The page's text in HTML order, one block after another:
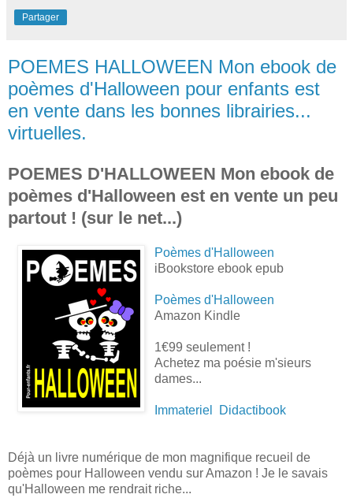
Partager
POEMES HALLOWEEN Mon ebook de
poèmes d'Halloween pour enfants est
en vente dans les bonnes librairies...
virtuelles.
POEMES D'HALLOWEEN Mon ebook de
poèmes d'Halloween est en vente un peu
partout ! (sur le net...)
Poèmes d'Halloween
iBookstore ebook epub
Poèmes d'Halloween
Amazon Kindle
1€99 seulement !
Achetez ma poésie m'sieurs
dames...
Immateriel Didactibook
Déjà un livre numérique de mon magnifique recueil de
poèmes pour Halloween vendu sur Amazon ! Je le savais
qu'Halloween me rendrait riche...